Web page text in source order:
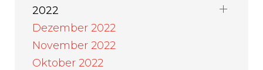
2022
Dezember 2022
November 2022
Oktober 2022